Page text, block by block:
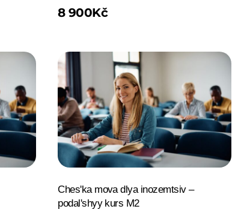
8 900Kč
Chesʹka mova dlya inozemtsiv –
podalʹshyy kurs M2